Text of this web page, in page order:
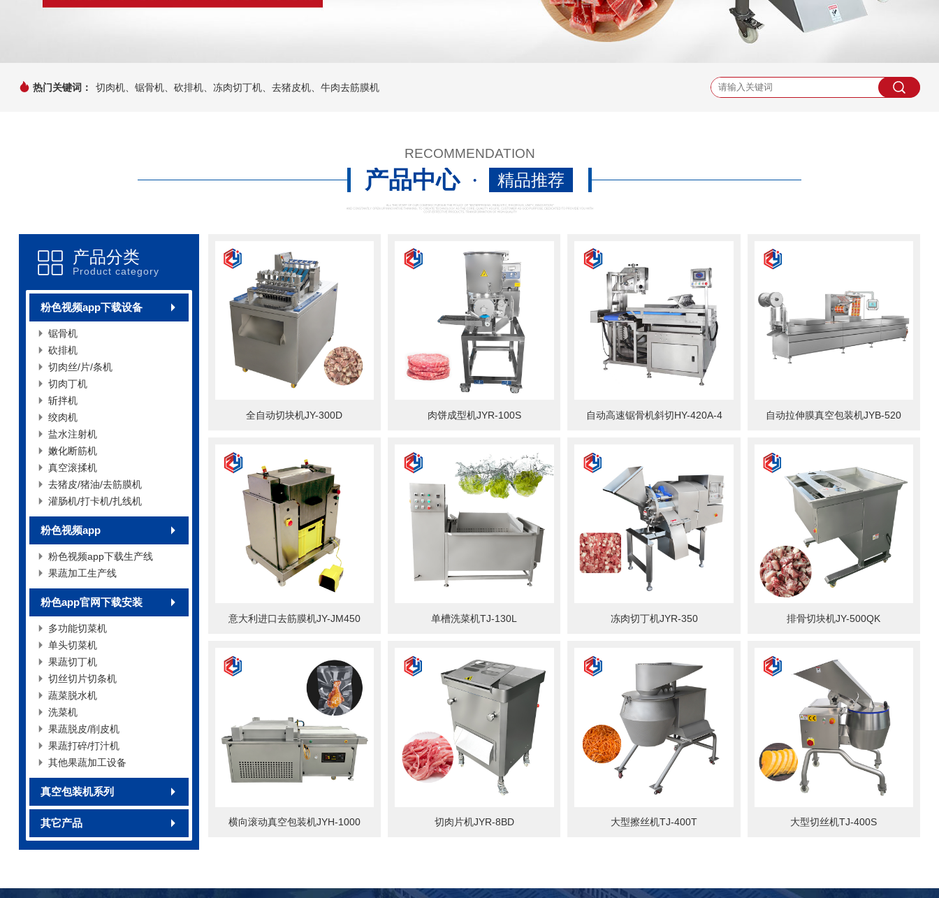
热门关键词： 切肉机、锯骨机、砍排机、冻肉切丁机、去猪皮机、牛肉去筋膜机
RECOMMENDATION
产品中心 · 精品推荐
产品分类
Product category
粉色视频app下载设备
锯骨机
砍排机
切肉丝/片/条机
切肉丁机
斩拌机
绞肉机
盐水注射机
嫩化断筋机
真空滚揉机
去猪皮/猪油/去筋膜机
灌肠机/打卡机/扎线机
粉色视频app
粉色视频app下载生产线
果蔬加工生产线
粉色app官网下载安装
多功能切菜机
单头切菜机
果蔬切丁机
切丝切片切条机
蔬菜脱水机
洗菜机
果蔬脱皮/削皮机
果蔬打碎/打汁机
其他果蔬加工设备
真空包装机系列
其它产品
全自动切块机JY-300D 肉饼成型机JYR-100S 自动高速锯骨机斜切HY-420A-4 自动拉伸膜真空包装机JYB-520
意大利进口去筋膜机JY-JM450 单槽洗菜机TJ-130L 冻肉切丁机JYR-350 排骨切块机JY-500QK
横向滚动真空包装机JYH-1000 切肉片机JYR-8BD 大型擦丝机TJ-400T 大型切丝机TJ-400S